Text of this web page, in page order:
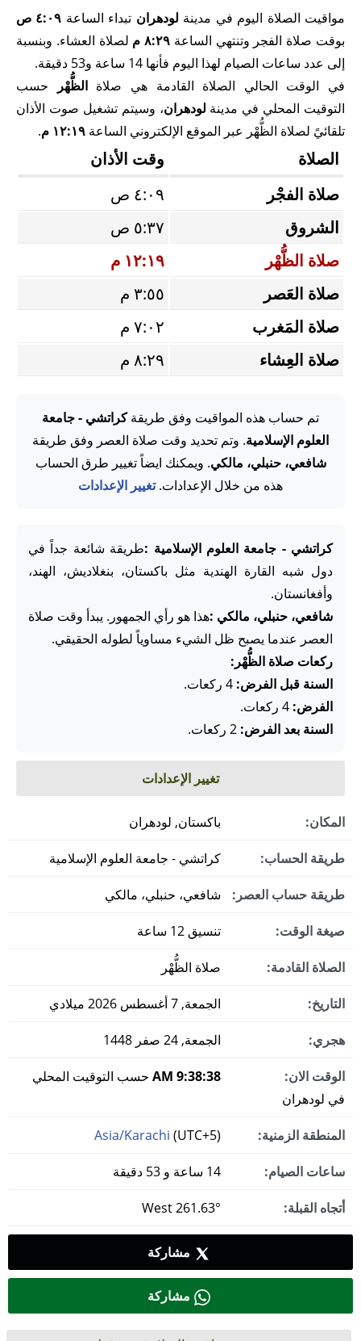
مواقيت الصلاة اليوم في مدينة لودھران تبداء الساعة ٤:٠٩ ص
بوقت صلاة الفجر وتنتهي الساعة ٨:٢٩ م
لصلاة العشاء. وبنسبة
إلى عدد ساعات الصيام لهذا اليوم فأنها 14 ساعة و53 دقيقة.
في الوقت الحالي الصلاة القادمة هي صلاةالظُّهْر
حسب
التوقيت المحلي في مدينة لودھران، وسيتم تشغيل صوت الأذان
تلقائيً لصلاة الظُّهْر عبر الموقع الإلكتروني الساعة ١٢:١٩ م .
الصلاة
وقت الأذان
صلاة الفجْر
٤:٠٩ ص
الشروق
٥:٣٧ ص
صلاة الظُّهْر
١٢:١٩ م
صلاة العَصر
٣:٥٥ م
صلاة المَغرب
٧:٠٢ م
صلاة العِشاء
٨:٢٩ م
تم حساب هذه المواقيت وفق طريقةكراتشي - جامعة
العلوم الإسلامية. وتم تحديد وقت صلاة العصر وفق طريقة
شافعي، حنبلي، مالكي. ويمكنك ايضاً تغيير طرق الحساب
هذه من خلال الإعدادات.تغيير الإعدادات
كراتشي - جامعة العلوم الإسلامية :طريقة شائعة جداً في
دول شبه القارة الهندية مثل باكستان، بنغلاديش، الهند،
وأفغانستان.
شافعي، حنبلي، مالكي :هذا هو رأي الجمهور. يبدأ وقت صلاة
العصر عندما يصبح ظل الشيء مساوياً لطوله الحقيقي.
ركعات صلاة الظُّهْر:
السنة قبل الفرض:
الفرض:
السنة بعد الفرض:
تغيير الإعدادات
المكان: باكستان, لودھران
طريقة الحساب: كراتشي - جامعة العلوم الإسلامية
طريقة حساب العصر: شافعي، حنبلي، مالكي
صيغة الوقت: تنسيق 12 ساعة
الصلاة القادمة: صلاة الظُّهْر
التاريخ: الجمعة, 7 أغسطس 2026 ميلادي
هجري: الجمعة, 24 صفر 1448
الوقت الان: 9:38:39 AM
حسب التوقيت المحلي
في لودھران
المنطقة الزمنية: Asia/Karachi (UTC+5)
ساعات الصيام:
أتجاه القبلة:
مشاركة
مشاركة